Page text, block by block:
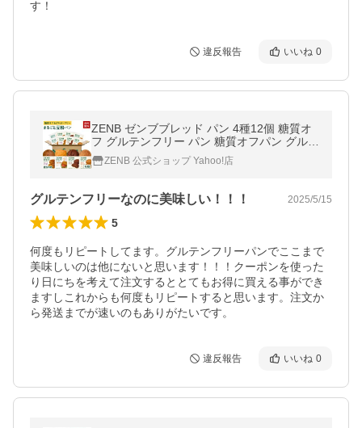
す！
違反報告 いいね 0
ZENB ゼンブブレッド パン 4種12個 糖質オ
フ グルテンフリー パン 糖質オフパン グルテ
ンフリー食品 ダイエット 時の栄養補給に 置
き換え
ZENB 公式ショップ Yahoo!店
グルテンフリーなのに美味しい！！！ 2025/5/15
5
何度もリピートしてます。グルテンフリーパンでここまで
美味しいのは他にないと思います！！！クーポンを使った
り日にちを考えて注文するととてもお得に買える事ができ
ますしこれからも何度もリピートすると思います。注文か
違反報告 いいね 0